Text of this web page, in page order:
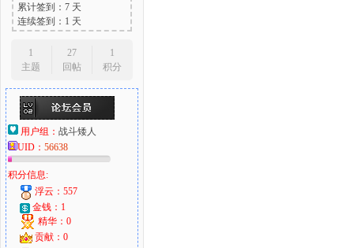
累计签到：7 天
连续签到：1 天
1
主题
27
回帖
1
积分
用户组： 战斗矮人
UID： 56638
积分信息:
浮云：557
金钱：1
精华：0
贡献：0